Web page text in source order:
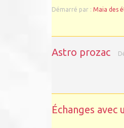
Démarré par : Maia des
Astro prozac
Échanges avec